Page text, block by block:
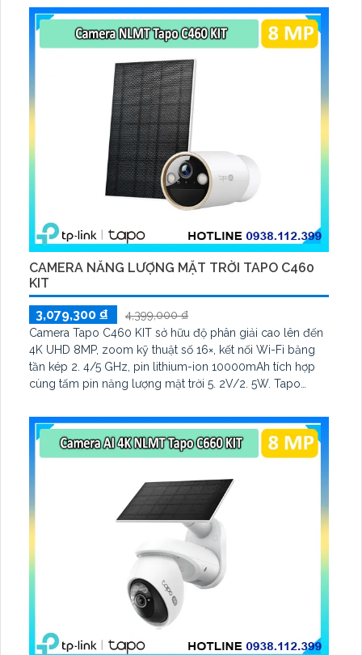
CAMERA NĂNG LƯỢNG MẶT TRỜI TAPO C460
KIT
3,079,300 ₫
4,399,000 ₫
Camera Tapo C460 KIT sở hữu độ phân giải cao lên đến
4K UHD 8MP, zoom kỹ thuật số 16×, kết nối Wi-Fi băng
tần kép 2. 4/5 GHz, pin lithium-ion 10000mAh tích hợp
cùng tấm pin năng lượng mặt trời 5. 2V/2. 5W. Tapo
biến Starlight, tầm nhìn lên đến 15 m